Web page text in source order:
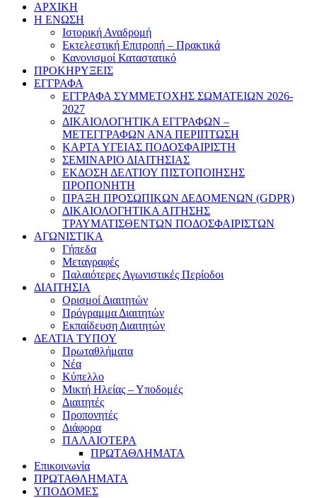
ΑΡΧΙΚΗ
Η ΕΝΩΣΗ
Ιστορική Αναδρομή
Εκτελεστική Επιτροπή – Πρακτικά
Κανονισμοί Καταστατικό
ΠΡΟΚΗΡΥΞΕΙΣ
ΕΓΓΡΑΦΑ
ΕΓΓΡΑΦΑ ΣΥΜΜΕΤΟΧΗΣ ΣΩΜΑΤΕΙΩΝ 2026-
2027
ΔΙΚΑΙΟΛΟΓΗΤΙΚΑ ΕΓΓΡΑΦΩΝ –
ΜΕΤΕΓΓΡΑΦΩΝ ΑΝΑ ΠΕΡΙΠΤΩΣΗ
ΚΑΡΤΑ ΥΓΕΙΑΣ ΠΟΔΟΣΦΑΙΡΙΣΤΗ
ΣΕΜΙΝΑΡΙΟ ΔΙΑΙΤΗΣΙΑΣ
ΕΚΔΟΣΗ ΔΕΛΤΙΟΥ ΠΙΣΤΟΠΟΙΗΣΗΣ
ΠΡΟΠΟΝΗΤΗ
ΠΡΑΞΗ ΠΡΟΣΩΠΙΚΩΝ ΔΕΔΟΜΕΝΩΝ (GDPR)
ΔΙΚΑΙΟΛΟΓΗΤΙΚΑ ΑΙΤΗΣΗΣ
ΤΡΑΥΜΑΤΙΣΘΕΝΤΩΝ ΠΟΔΟΣΦΑΙΡΙΣΤΩΝ
ΑΓΩΝΙΣΤΙΚΑ
Γήπεδα
Μεταγραφές
Παλαιότερες Αγωνιστικές Περίοδοι
ΔΙΑΙΤΗΣΙΑ
Ορισμοί Διαιτητών
Πρόγραμμα Διαιτητών
Εκπαίδευση Διαιτητών
ΔΕΛΤΙΑ ΤΥΠΟΥ
Πρωταθλήματα
Νέα
Κύπελλο
Μικτή Ηλείας – Υποδομές
Διαιτητές
Προπονητές
Διάφορα
ΠΑΛΑΙΟΤΕΡΑ
ΠΡΩΤΑΘΛΗΜΑΤΑ
Επικοινωνία
ΠΡΩΤΑΘΛΗΜΑΤΑ
ΥΠΟΔΟΜΕΣ